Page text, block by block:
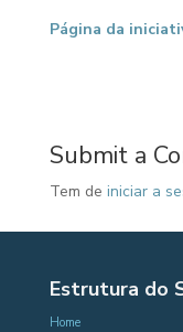
Página da
Submit a
Tem de iniciar a
Estrutura do
Home